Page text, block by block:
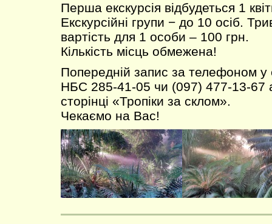
Перша екскурсія відбудеться 1
Екскурсійні групи − до 10 осіб.
вартість для 1 особи – 100 грн.
Кількість місць обмежена!
Попередній запис за телефоном у
НБС 285-41-05 чи (097) 477-13-67
сторінці «Тропіки за склом».
Чекаємо на Вас!